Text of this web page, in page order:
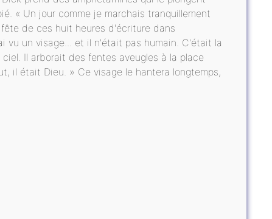
« Un jour comme je marchais tranquillement
de ces huit heures d'écriture dans
vu un visage... et il n'était pas humain. C'était la
Il arborait des fentes aveugles à la place
il était Dieu. » Ce visage le hantera longtemps,